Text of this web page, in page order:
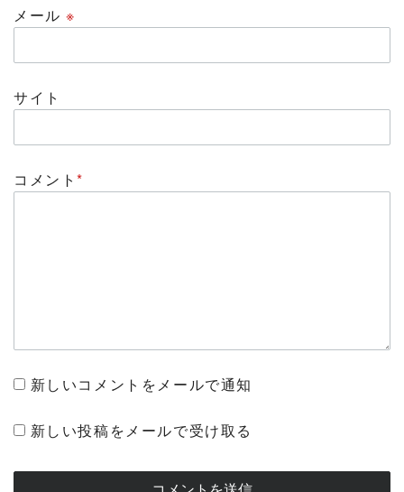
メール※
サイト
コメント*
新しいコメントをメールで通知
新しい投稿をメールで受け取る